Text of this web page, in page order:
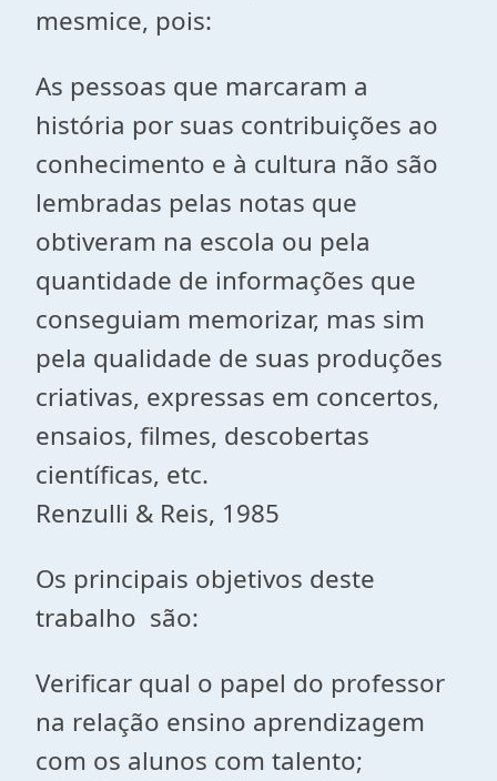
mesmice, pois:
As pessoas que marcaram a
história por suas contribuições ao
conhecimento e à cultura não são
lembradas pelas notas que
obtiveram na escola ou pela
quantidade de informações que
conseguiam memorizar, mas sim
pela qualidade de suas produções
criativas, expressas em concertos,
ensaios, filmes, descobertas
científicas, etc.
Renzulli & Reis, 1985
Os principais objetivos deste
trabalho são:
Verificar qual o papel do professor
na relação ensino aprendizagem
com os alunos com talento;